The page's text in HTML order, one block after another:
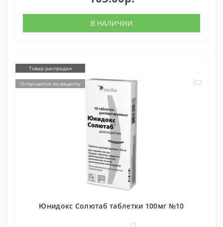
В НАЛИЧИИ
Товар распродан
Отпускается по рецепту
Юнидокс Солютаб таблетки 100мг №10